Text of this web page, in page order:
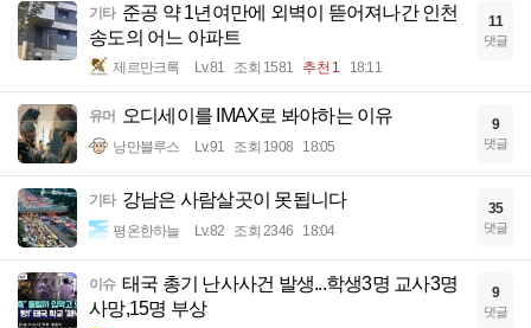
기타 준공 약 1년여만에 외벽이 뜯어져나간 인천
송도의 어느 아파트
제르만크록 Lv.81 조회 1581 추천 1 18:11
11
댓글
유머 오디세이를 IMAX로 봐야하는 이유
낭만블루스 Lv.91 조회 1908 18:05
9
댓글
기타 강남은 사람살곳이 못됩니다
평온한하늘 Lv.82 조회 2346 18:04
35
댓글
이슈 태국 총기 난사사건 발생...학생3명 교사3명
사망,15명 부상
9
댓글